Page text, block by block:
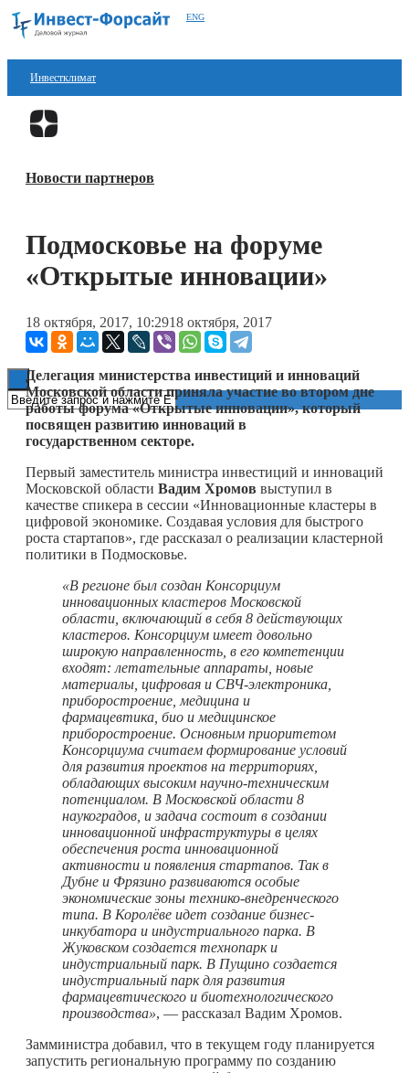
ENG
Инвестклимат
Финансы
Блокчейн
Технологии
Книги
Новости партнеров
Подмосковье на форуме
«Открытые инновации»
18 октября, 2017, 10:2918 октября, 2017
Делегация министерства инвестиций и инноваций
Московской области приняла участие во втором дне
работы форума «Открытые инновации», который
посвящен развитию инноваций в
государственном секторе.
Первый заместитель министра инвестиций и инноваций
Московской области Вадим Хромов выступил в
качестве спикера в сессии «Инновационные кластеры в
цифровой экономике. Создавая условия для быстрого
роста стартапов», где рассказал о реализации кластерной
политики в Подмосковье.
«В регионе был создан Консорциум
инновационных кластеров Московской
области, включающий в себя 8 действующих
кластеров. Консорциум имеет довольно
широкую направленность, в его компетенции
входят: летательные аппараты, новые
материалы, цифровая и СВЧ-электроника,
приборостроение, медицина и
фармацевтика, био и медицинское
приборостроение. Основным приоритетом
Консорциума считаем формирование условий
для развития проектов на территориях,
обладающих высоким научно-техническим
потенциалом. В Московской области 8
наукоградов, и задача состоит в создании
инновационной инфраструктуры в целях
обеспечения роста инновационной
активности и появления стартапов. Так в
Дубне и Фрязино развиваются особые
экономические зоны технико-внедренческого
типа. В Королёве идет создание бизнес-
инкубатора и индустриального парка. В
Жуковском создается технопарк и
индустриальный парк. В Пущино создается
индустриальный парк для развития
фармацевтического и биотехнологического
производства», — рассказал Вадим Хромов.
Замминистра добавил, что в текущем году планируется
запустить региональную программу по созданию